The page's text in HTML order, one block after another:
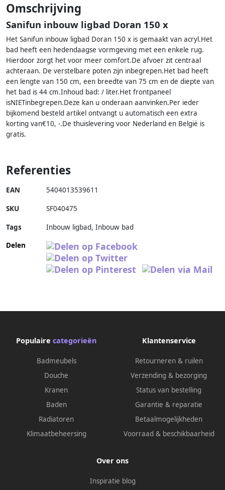
Omschrijving
Sanifun inbouw ligbad Doran 150 x
Het Sanifun inbouw ligbad Doran 150 x is gemaakt van acryl.Het
bad heeft een hedendaagse vormgeving met een enkele rug.
Hierdoor zorgt het voor meer comfort.De afvoer zit centraal
achteraan. De verstelbare poten zijn inbegrepen.Het bad heeft
een lengte van 150 cm, een breedte van 75 cm en de diepte van
het bad is 44 cm.Inhoud bad: / liter.Het frontpaneel
isNIETinbegrepen.Deze kan u onderaan aanvinken.Per ieder
bijkomend besteld artikel ontvangt u automatisch een extra
korting van€10, -.De thuislevering voor Nederland en België is
gratis.
Referenties
EAN 5404013539611
SKU SF040475
Tags
Inbouw ligbad, Inbouw bad
Delen
Populaire categorieën
Badmeubels
Douche
Kranen
Baden
Radiatoren
Klimaatbeheersing
Klantenservice
Retourneren & ruilen
Verzending & bezorging
Status van bestelling
Garantie & reparatie
Betaalmogelijkheden
Voorraad & beschikbaarheid
Over ons
Inspiratie blog